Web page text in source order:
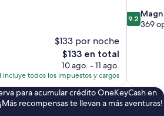
$133 por noche
El
precio
actual
es
de
$133
$133 en total
10 ago. - 11 ago.
incluye todos los impuestos y cargos
9.2
de
9.2
369
para acumular crédito OneKeyCash en
recompensas te llevan a más aventuras!